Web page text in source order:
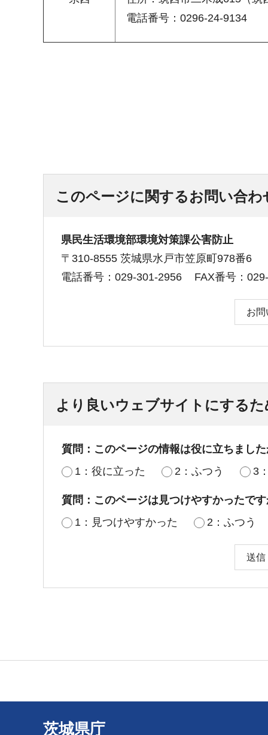
電話番号：0296-24-9134
このページに関するお問い合わ
県民生活環境部環境対策課公害防止
〒310-8555 茨城県水戸市笠原町978番6
電話番号：029-301-2956
FAX番号：
お問
より良いウェブサイトにする
質問：このページの情報は役に立ちました
1：役に立った
2：ふつう 3
質問：このページは見つけやすかったです
1：見つけやすかった
2：ふつう
茨城県庁